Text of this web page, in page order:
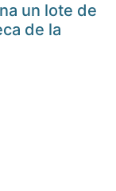
un lote de
de la